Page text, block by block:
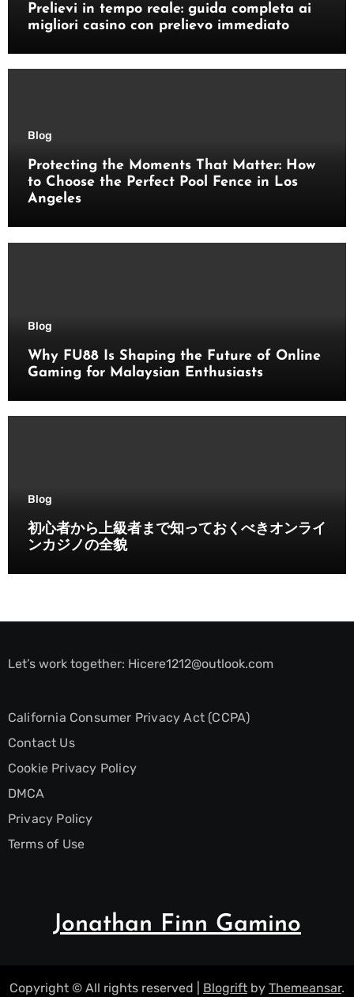
Prelievi in tempo reale: guida completa ai
migliori casino con prelievo immediato
Blog
Protecting the Moments That Matter: How
to Choose the Perfect Pool Fence in Los
Angeles
Blog
Why FU88 Is Shaping the Future of Online
Gaming for Malaysian Enthusiasts
Blog
初心者から上級者まで知っておくべきオンライ
ンカジノの全貌
Let’s work together: Hicere1212@outlook.com
California Consumer Privacy Act (CCPA)
Contact Us
Cookie Privacy Policy
DMCA
Privacy Policy
Terms of Use
Jonathan Finn Gamino
Copyright © All rights reserved Blogrift by Themeansar.